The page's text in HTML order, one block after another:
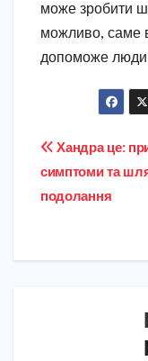
може зробити
можливо, саме
допоможе
записів
Хандра це:
симптоми та
подолання